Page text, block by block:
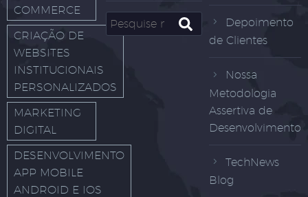
COMMERCE
CRIAÇÃO DE
WEBSITES
INSTITUCIONAIS
PERSONALIZADOS
MARKETING
DIGITAL
DESENVOLVIMENTO
APP MOBILE
ANDROID E IOS
Depoimento
de Clientes
Nossa
Metodologia
Assertiva de
Desenvolvimento
TechNews
Blog